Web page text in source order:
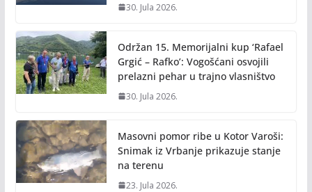
30. Jula 2026.
Održan 15. Memorijalni kup ‘Rafael
Grgić – Rafko’: Vogošćani osvojili
prelazni pehar u trajno vlasništvo
30. Jula 2026.
Masovni pomor ribe u Kotor Varoši:
Snimak iz Vrbanje prikazuje stanje
na terenu
23. Jula 2026.